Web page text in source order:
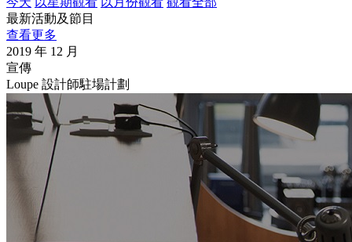
最新活動及節目
查看更多
2019 年 12 月
宣傳
Loupe 設計師駐場計劃